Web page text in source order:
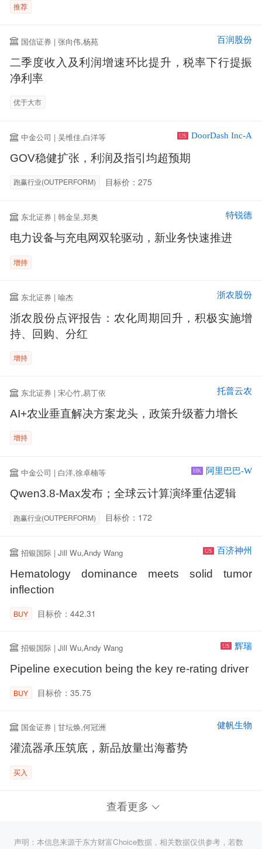
推荐
国信证券 | 张向伟,杨苑 百润股份
二季度收入及利润增速环比提升，税率下行提振
净利率
优于大市
中金公司 | 吴维佳,白洋等 US DoorDash Inc-A
GOV稳健扩张，利润及指引均超预期
跑赢行业(OUTPERFORM) 目标价：275
东北证券 | 韩金呈,郑奥 特锐德
电力设备与充电网双轮驱动，新业务快速推进
增持
东北证券 | 喻杰 浙农股份
浙农股份点评报告：农化周期回升，积极实施增
持、回购、分红
增持
东北证券 | 宋心竹,易丁依 托普云农
AI+农业垂直解决方案龙头，政策升级蓄力增长
增持
中金公司 | 白洋,徐卓楠等 HK 阿里巴巴-W
Qwen3.8-Max发布；全球云计算演绎重估逻辑
跑赢行业(OUTPERFORM) 目标价：172
招银国际 | Jill Wu,Andy Wang US 百济神州
Hematology dominance meets solid tumor
inflection
BUY 目标价：442.31
招银国际 | Jill Wu,Andy Wang US 辉瑞
Pipeline execution being the key re-rating driver
BUY 目标价：35.75
国金证券 | 甘坛焕,何冠洲 健帆生物
灌流器承压筑底，新品放量出海蓄势
买入
查看更多
声明：本信息来源于东方财富Choice数据，相关数据仅供参考，若数